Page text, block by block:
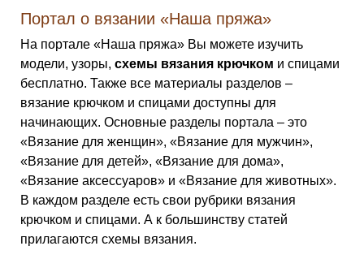
Портал о вязании «Наша пряжа»
На портале «Наша пряжа» Вы можете изучить
модели, узоры, схемы вязания крючком и спицами
бесплатно. Также все материалы разделов –
вязание крючком и спицами доступны для
начинающих. Основные разделы портала – это
«Вязание для женщин», «Вязание для мужчин»,
«Вязание для детей», «Вязание для дома»,
«Вязание аксессуаров» и «Вязание для животных».
В каждом разделе есть свои рубрики вязания
крючком и спицами. А к большинству статей
прилагаются схемы вязания.